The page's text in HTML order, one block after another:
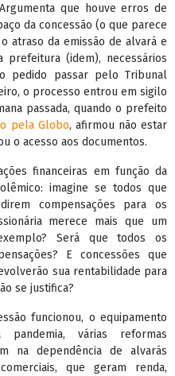
que houve erros de
da concessão (o que parece
atraso da emissão de alvará e
(idem), necessários
pedido passar pelo Tribunal
o processo entrou em sigilo
passada, quando o prefeito
pela Globo, afirmou não estar
o acesso aos documentos.
financeiras em função da
imagine se todos que
compensações para os
merece mais que um
Será que todos os
E concessões que
sua rentabilidade para
se justifica?
funcionou, o equipamento
várias reformas
na dependência de alvarás
que geram renda,